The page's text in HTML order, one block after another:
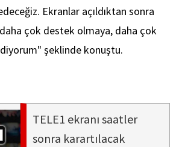
Ekranlar açıldıktan sonra
çok destek olmaya, daha çok
şeklinde konuştu.
TELE1 ekranı saatler
sonra karartılacak